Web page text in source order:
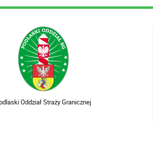
Oddział Straży Granicznej